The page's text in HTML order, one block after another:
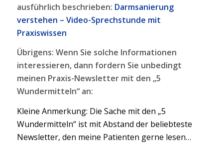
ausführlich beschrieben: Darmsanierung
verstehen – Video-Sprechstunde mit
Praxiswissen
Übrigens: Wenn Sie solche Informationen
interessieren, dann fordern Sie unbedingt
meinen Praxis-Newsletter mit den „5
Wundermitteln“ an:
Kleine Anmerkung: Die Sache mit den „5
Wundermitteln“ ist mit Abstand der beliebteste
Newsletter, den meine Patienten gerne lesen…